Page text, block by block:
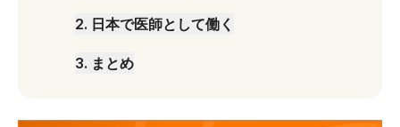
2. 日本で医師として働く
3. まとめ